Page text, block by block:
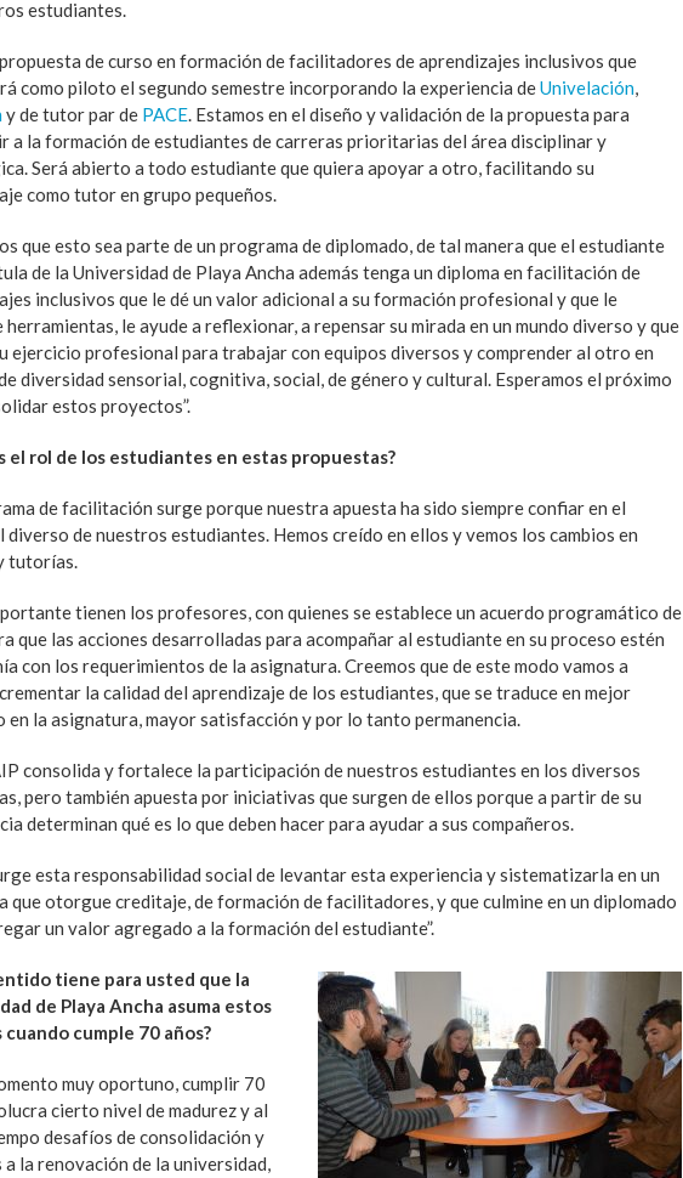
estudiantes.
de curso en formación de facilitadores de aprendizajes inclusivos que
como piloto el segundo semestre incorporando la experiencia deUnivelación,
y de tutor par de PACE. Estamos en el diseño y validación de la propuesta para
a la formación de estudiantes de carreras prioritarias del área disciplinar y
Será abierto a todo estudiante que quiera apoyar a otro, facilitando su
como tutor en grupo pequeños.
que esto sea parte de un programa de diplomado, de tal manera que el estudiante
de la Universidad de Playa Ancha además tenga un diploma en facilitación de
inclusivos que le dé un valor adicional a su formación profesional y que le
le ayude a reflexionar, a repensar su mirada en un mundo diverso y que
ejercicio profesional para trabajar con equipos diversos y comprender al otro en
diversidad sensorial, cognitiva, social, de género y cultural. Esperamos el próximo
estos proyectos”.
el rol de los estudiantes en estas propuestas?
de facilitación surge porque nuestra apuesta ha sido siempre confiar en el
diverso de nuestros estudiantes. Hemos creído en ellos y vemos los cambios en
tutorías.
tienen los profesores, con quienes se establece un acuerdo programático de
que las acciones desarrolladas para acompañar al estudiante en su proceso estén
con los requerimientos de la asignatura. Creemos que de este modo vamos a
la calidad del aprendizaje de los estudiantes, que se traduce en mejor
en la asignatura, mayor satisfacción y por lo tanto permanencia.
consolida y fortalece la participación de nuestros estudiantes en los diversos
pero también apuesta por iniciativas que surgen de ellos porque a partir de su
determinan qué es lo que deben hacer para ayudar a sus compañeros.
esta responsabilidad social de levantar esta experiencia y sistematizarla en un
que otorgue creditaje, de formación de facilitadores, y que culmine en un diplomado
un valor agregado a la formación del estudiante”.
tiene para usted que la
de Playa Ancha asuma estos
cumple 70 años?
muy oportuno, cumplir 70
cierto nivel de madurez y al
desafíos de consolidación y
a la renovación de la universidad,